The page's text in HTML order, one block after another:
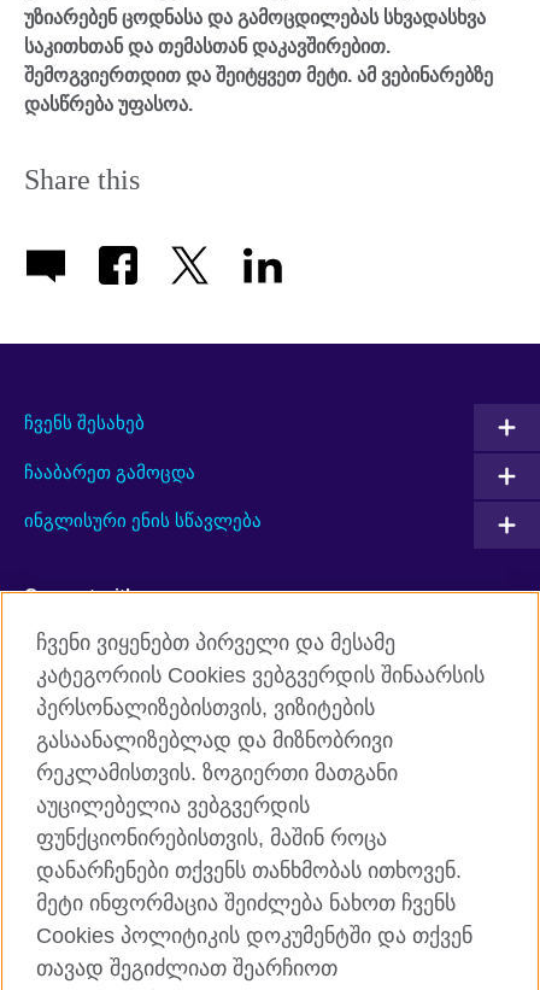
უზიარებენ ცოდნასა და გამოცდილებას სხვადასხვა
საკითხთან და თემასთან დაკავშირებით.
შემოგვიერთდით და შეიტყვეთ მეტი. ამ ვებინარებზე
დასწრება უფასოა.
Share this
ჩვენს შესახებ
ჩააბარეთ გამოცდა
ინგლისური ენის სწავლება
Connect with us
Facebook Twitter
YouTube RSS
Instagram TikTok
ბრიტანეთის საბჭო
კონფიდენციალობა და პირობები
საიტის რუკა
ჩვენი ვიყენებთ პირველი და მესამე
კატეგორიის Cookies ვებგვერდის შინაარსის
პერსონალიზებისთვის, ვიზიტების
გასაანალიზებლად და მიზნობრივი
რეკლამისთვის. ზოგიერთი მათგანი
აუცილებელია ვებგვერდის
ფუნქციონირებისთვის, მაშინ როცა
დანარჩენები თქვენს თანხმობას ითხოვენ.
მეტი ინფორმაცია შეიძლება ნახოთ ჩვენს
Cookies პოლიტიკის დოკუმენტში და თქვენ
თავად შეგიძლიათ შეარჩიოთ